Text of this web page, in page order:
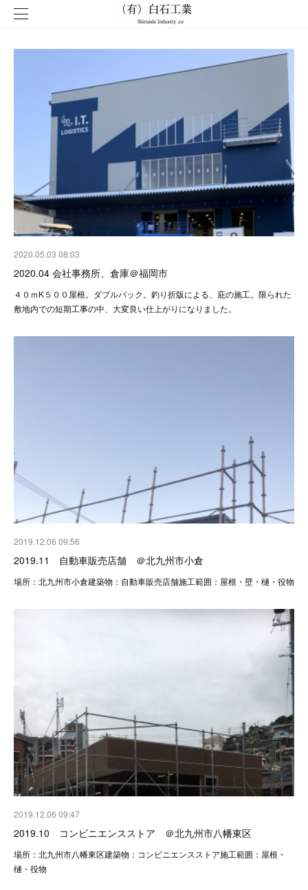
2020.05.03 08:03
2020.04 会社事務所、倉庫＠福岡市
４０ｍK５００屋根。ダブルパック。釣り折版による、庇の施工。限られた
敷地内での短期工事の中、大変良い仕上がりになりました。
2019.12.06 09:56
2019.11 自動車販売店舗 ＠北九州市小倉
場所：北九州市小倉建築物：自動車販売店舗施工範囲：屋根・壁・樋・役物
2019.12.06 09:47
2019.10 コンビニエンスストア ＠北九州市八幡東区
場所：北九州市八幡東区建築物：コンビニエンスストア施工範囲：屋根・
樋・役物